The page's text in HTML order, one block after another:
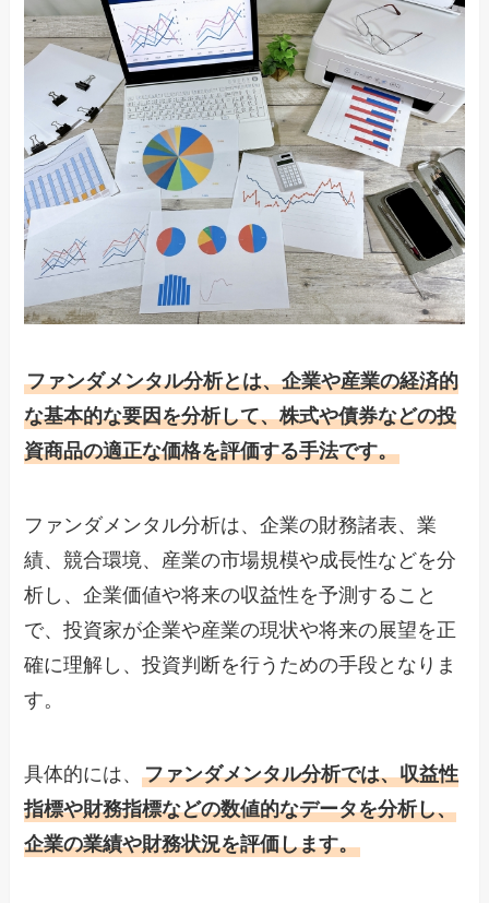
ファンダメンタル分析とは、企業や産業の経済的
な基本的な要因を分析して、株式や債券などの投
資商品の適正な価格を評価する手法です。
ファンダメンタル分析は、企業の財務諸表、業
績、競合環境、産業の市場規模や成長性などを分
析し、企業価値や将来の収益性を予測すること
で、投資家が企業や産業の現状や将来の展望を正
確に理解し、投資判断を行うための手段となりま
す。
具体的には、ファンダメンタル分析では、収益性
指標や財務指標などの数値的なデータを分析し、
企業の業績や財務状況を評価します。